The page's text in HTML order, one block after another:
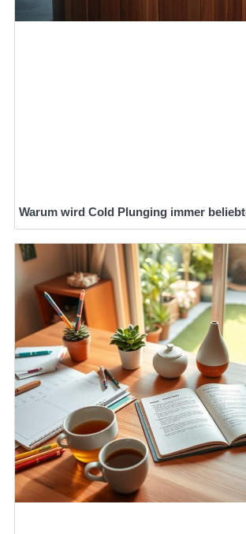
Warum wird Cold Plunging immer